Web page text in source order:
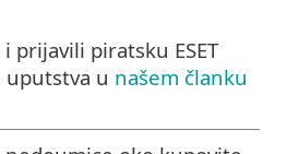
prijavili piratsku ESET
u našem članku